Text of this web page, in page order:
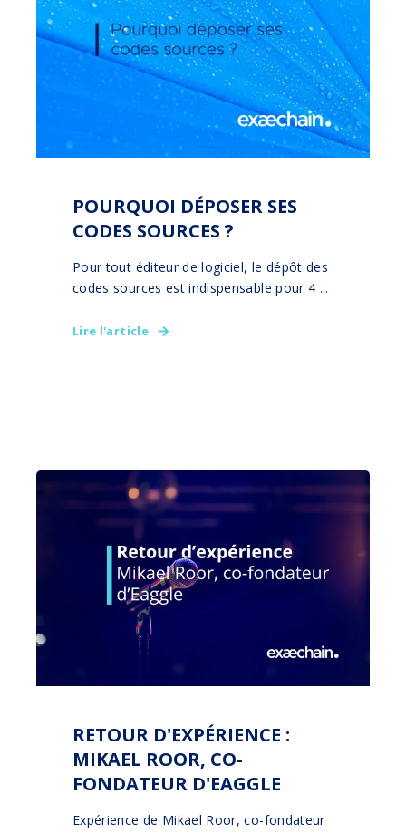
POURQUOI DÉPOSER SES
CODES SOURCES ?
Pour tout éditeur de logiciel, le dépôt des
codes sources est indispensable pour 4 ...
Lire l'article
RETOUR D'EXPÉRIENCE :
MIKAEL ROOR, CO-
FONDATEUR D'EAGGLE
Expérience de Mikael Roor, co-fondateur